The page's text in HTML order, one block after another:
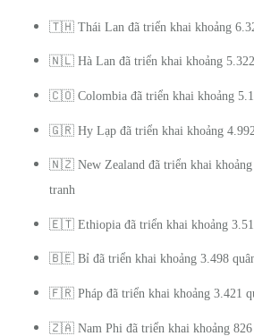
🇹🇭 Thái Lan đã triển khai khoảng
🇳🇱 Hà Lan đã triển khai khoảng
🇨🇴 Colombia đã triển khai khoảng
🇬🇷 Hy Lạp đã triển khai khoảng
🇳🇿 New Zealand đã triển khai
tranh
🇪🇹 Ethiopia đã triển khai khoảng
🇧🇪 Bỉ đã triển khai khoảng 3.498
🇫🇷 Pháp đã triển khai khoảng 3.421
🇿🇦 Nam Phi đã triển khai khoảng